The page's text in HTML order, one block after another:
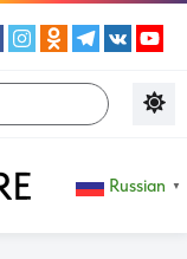
Russian ▼